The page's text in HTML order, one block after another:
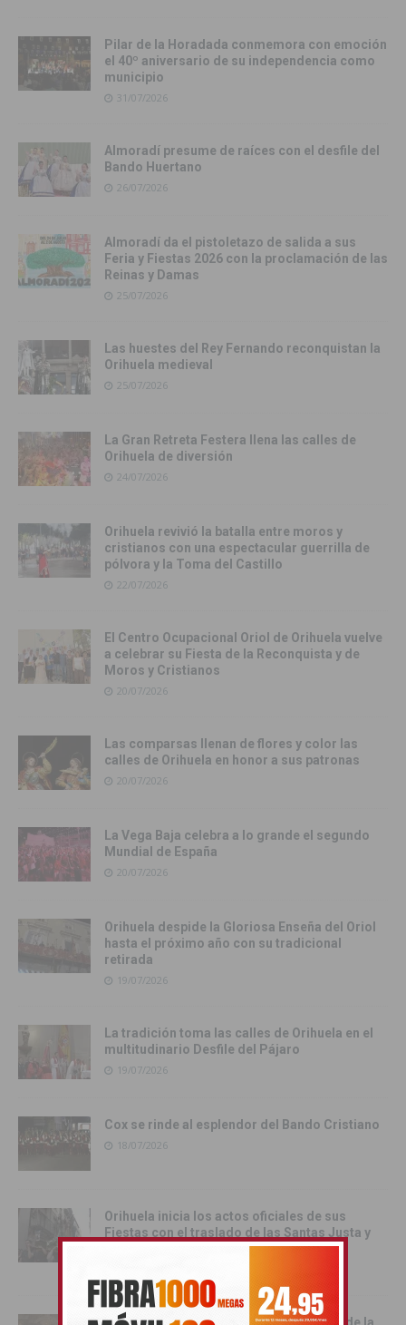
Pilar de la Horadada conmemora con emoción
el 40º aniversario de su independencia como
municipio
31/07/2026
Almoradí presume de raíces con el desfile del
Bando Huertano
26/07/2026
Almoradí da el pistoletazo de salida a sus
Feria y Fiestas 2026 con la proclamación de las
Reinas y Damas
25/07/2026
Las huestes del Rey Fernando reconquistan la
Orihuela medieval
25/07/2026
La Gran Retreta Festera llena las calles de
Orihuela de diversión
24/07/2026
Orihuela revivió la batalla entre moros y
cristianos con una espectacular guerrilla de
pólvora y la Toma del Castillo
22/07/2026
El Centro Ocupacional Oriol de Orihuela vuelve
a celebrar su Fiesta de la Reconquista y de
Moros y Cristianos
20/07/2026
Las comparsas llenan de flores y color las
calles de Orihuela en honor a sus patronas
20/07/2026
La Vega Baja celebra a lo grande el segundo
Mundial de España
20/07/2026
Orihuela despide la Gloriosa Enseña del Oriol
hasta el próximo año con su tradicional
retirada
19/07/2026
La tradición toma las calles de Orihuela en el
multitudinario Desfile del Pájaro
19/07/2026
Cox se rinde al esplendor del Bando Cristiano
18/07/2026
Orihuela inicia los actos oficiales de sus
Fiestas con el traslado de las Santas Justa y